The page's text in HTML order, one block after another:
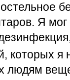
Я
которых
людям